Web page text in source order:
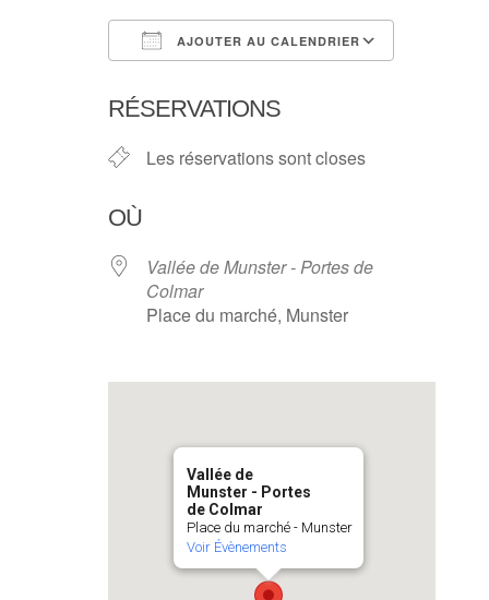
AJOUTER AU CALENDRIER
RÉSERVATIONS
Les réservations sont closes
OÙ
Vallée de Munster - Portes de
Colmar
Place du marché, Munster
Vallée de
Munster - Portes
de Colmar
Place du marché - Munster
Voir Évènements